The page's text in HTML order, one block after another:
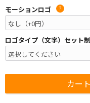
モーションロゴ ?
ロゴタイプ（文字）セット